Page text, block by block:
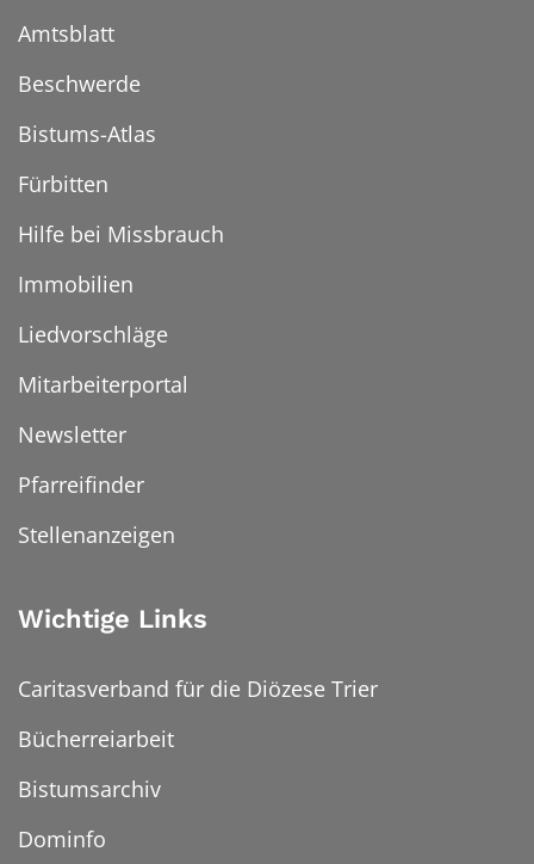
Amtsblatt
Beschwerde
Bistums-Atlas
Fürbitten
Hilfe bei Missbrauch
Immobilien
Liedvorschläge
Mitarbeiterportal
Newsletter
Pfarreifinder
Stellenanzeigen
Wichtige Links
Caritasverband für die Diözese Trier
Bücherreiarbeit
Bistumsarchiv
Dominfo